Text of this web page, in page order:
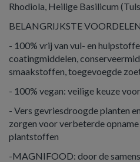
Rhodiola, Heilige Basilicum
BELANGRIJKSTE
- 100% vrij van vul- en
coatingmiddelen,
smaakstoffen, toegevoegde
- 100% vegan: veilige keuze
- Vers gevriesdroogde planten
zorgen voor verbeterde
plantstoffen
-MAGNIFOOD: door de